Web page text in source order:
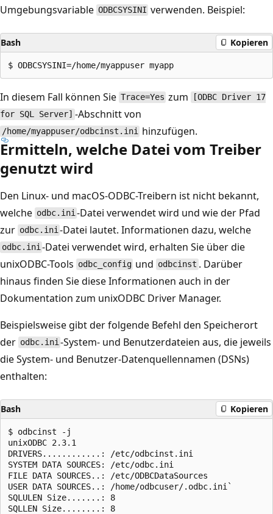
Umgebungsvariable ODBCSYSINI verwenden. Beispiel:
Bash Kopieren
In diesem Fall können Sie Trace=Yes zum
[ODBC Driver 17
for SQL Server] -Abschnitt von
/home/myappuser/odbcinst.ini hinzufügen.
Ermitteln, welche Datei vom Treiber
genutzt wird
Den Linux- und macOS-ODBC-Treibern ist nicht bekannt,
welche odbc.ini-Datei verwendet wird und wie der Pfad
zur odbc.ini-Datei lautet. Informationen dazu, welche
odbc.ini-Datei verwendet wird, erhalten Sie über die
unixODBC-Tools odbc_config und odbcinst . Darüber
hinaus finden Sie diese Informationen auch in der
Dokumentation zum unixODBC Driver Manager.
Beispielsweise gibt der folgende Befehl den Speicherort
der odbc.ini-System- und Benutzerdateien aus, die jeweils
die System- und Benutzer-Datenquellennamen (DSNs)
enthalten:
Bash Kopieren
$ odbcinst -j
unixODBC 2.3.1
DRIVERS............: /etc/odbcinst.ini
SYSTEM DATA SOURCES: /etc/odbc.ini
FILE DATA SOURCES..: /etc/ODBCDataSources
USER DATA SOURCES..: /home/odbcuser/.odbc.ini`
SQLULEN Size.......: 8
SQLLEN Size........: 8